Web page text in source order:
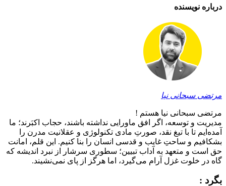
درباره نویسنده
مرتضی سبحانی نیا
مرتضی سبحانی نیا هستم !
مدیریت و توسعه، اگر افق ماورایی نداشته باشند، حجاب اکبَرند؛ ما
آمده‌ایم تا با تیغ نقد، صورتِ مادی تکنولوژی و عقلانیت مدرن را
بشکافیم و ساحتِ غایب و قدسی انسان را بنا کنیم. این قلم، امانت
حق است و متعهد به آداب تبیین؛ سطوری سرشار از نبرد اندیشه که
گاه در خلوت غزل آرام می‌گیرد، اما هرگز از پای نمی‌نشیند.
بگرد :